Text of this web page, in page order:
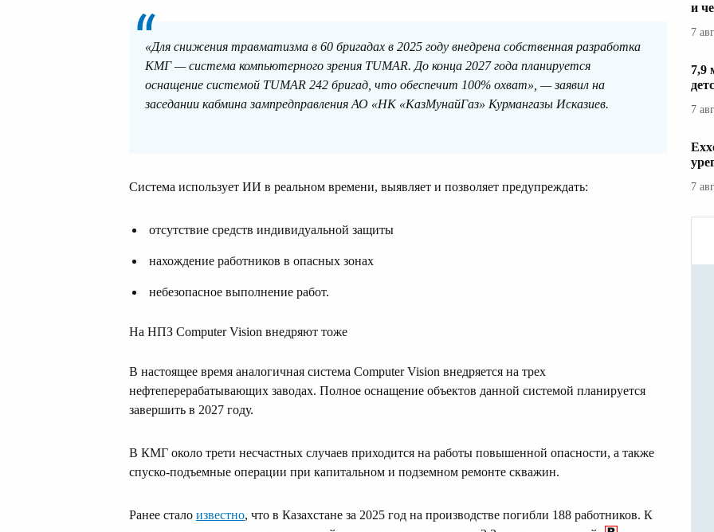
«Для снижения травматизма в 60 бригадах в 2025 году внедрена собственная разработка
КМГ — система компьютерного зрения TUMAR. До конца 2027 года планируется
оснащение системой TUMAR 242 бригад, что обеспечит 100% охват», — заявил на
заседании кабмина зампредправления АО «НК «КазМунайГаз» Курмангазы Исказиев.
Система использует ИИ в реальном времени, выявляет и позволяет предупреждать:
отсутствие средств индивидуальной защиты
нахождение работников в опасных зонах
небезопасное выполнение работ.
На НПЗ Computer Vision внедряют тоже
В настоящее время аналогичная система Computer Vision внедряется на трех
нефтеперерабатывающих заводах. Полное оснащение объектов данной системой планируется
завершить в 2027 году.
В КМГ около трети несчастных случаев приходится на работы повышенной опасности, а также
спуско-подъемные операции при капитальном и подземном ремонте скважин.
Ранее стало известно, что в Казахстане за 2025 год на производстве погибли 188 работников. К
и
7
7,9
7
7